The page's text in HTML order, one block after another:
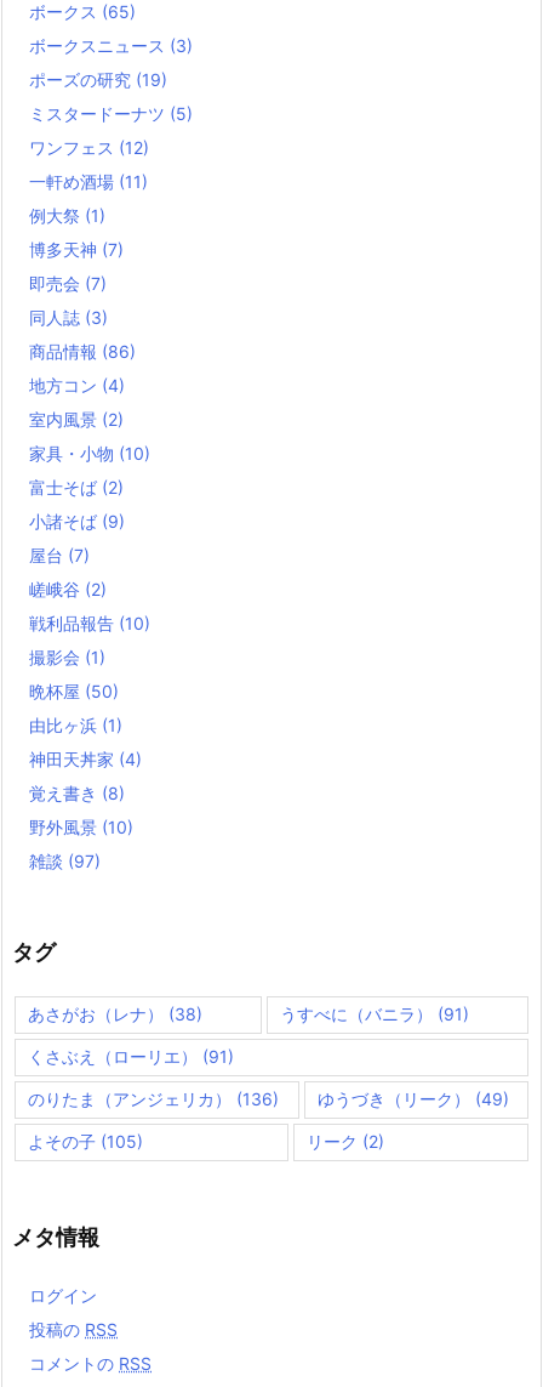
ボークス (65)
ボークスニュース (3)
ポーズの研究 (19)
ミスタードーナツ (5)
ワンフェス (12)
一軒め酒場 (11)
例大祭 (1)
博多天神 (7)
即売会 (7)
同人誌 (3)
商品情報 (86)
地方コン (4)
室内風景 (2)
家具・小物 (10)
富士そば (2)
小諸そば (9)
屋台 (7)
嵯峨谷 (2)
戦利品報告 (10)
撮影会 (1)
晩杯屋 (50)
由比ヶ浜 (1)
神田天丼家 (4)
覚え書き (8)
野外風景 (10)
雑談 (97)
タグ
あさがお（レナ） (38) うすべに（バニラ） (91)
くさぶえ（ローリエ） (91)
のりたま（アンジェリカ） (136) ゆうづき（リーク） (49)
よその子 (105) リーク (2)
メタ情報
ログイン
投稿の RSS
コメントの RSS